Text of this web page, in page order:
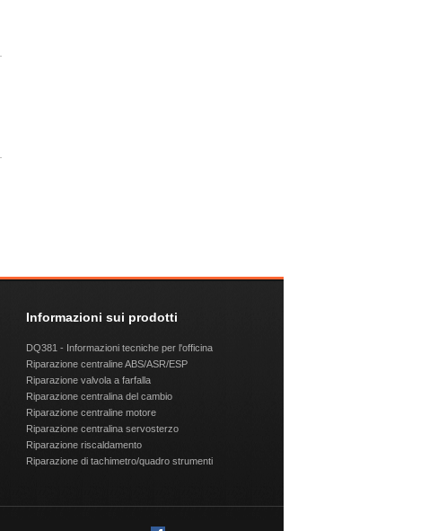
Informazioni sui prodotti
DQ381 - Informazioni tecniche per l'officina
Riparazione centraline ABS/ASR/ESP
Riparazione valvola a farfalla
Riparazione centralina del cambio
Riparazione centraline motore
Riparazione centralina servosterzo
Riparazione riscaldamento
Riparazione di tachimetro/quadro strumenti